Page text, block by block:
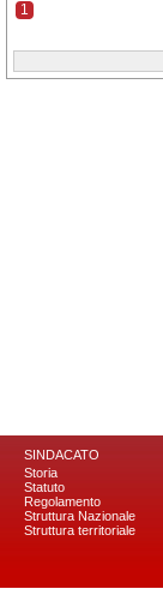
1
SINDACATO
Storia
Statuto
Regolamento
Struttura Nazionale
Struttura territoriale